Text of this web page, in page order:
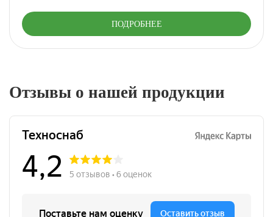
ПОДРОБНЕЕ
Отзывы о нашей продукции